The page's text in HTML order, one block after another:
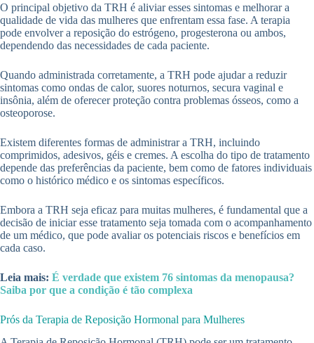
O principal objetivo da TRH é aliviar esses sintomas e melhorar a
qualidade de vida das mulheres que enfrentam essa fase. A terapia
pode envolver a reposição do estrógeno, progesterona ou ambos,
dependendo das necessidades de cada paciente.
Quando administrada corretamente, a TRH pode ajudar a reduzir
sintomas como ondas de calor, suores noturnos, secura vaginal e
insônia, além de oferecer proteção contra problemas ósseos, como a
osteoporose.
Existem diferentes formas de administrar a TRH, incluindo
comprimidos, adesivos, géis e cremes. A escolha do tipo de tratamento
depende das preferências da paciente, bem como de fatores individuais
como o histórico médico e os sintomas específicos.
Embora a TRH seja eficaz para muitas mulheres, é fundamental que a
decisão de iniciar esse tratamento seja tomada com o acompanhamento
de um médico, que pode avaliar os potenciais riscos e benefícios em
cada caso.
Leia mais: É verdade que existem 76 sintomas da menopausa?
Saiba por que a condição é tão complexa
Prós da Terapia de Reposição Hormonal para Mulheres